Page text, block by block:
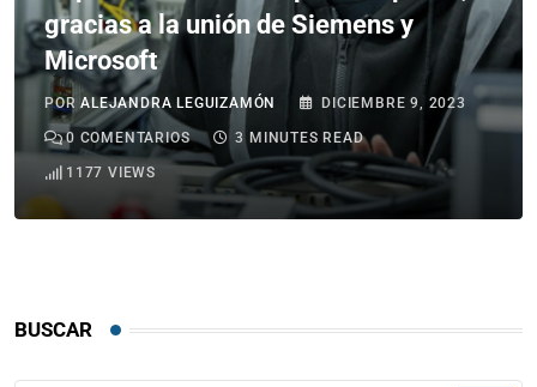
gracias a la unión de Siemens y
Microsoft
PORALEJANDRA LEGUIZAMÓN DICIEMBRE 9, 2023
0 COMENTARIOS 3 MINUTES READ
1177 VIEWS
BUSCAR